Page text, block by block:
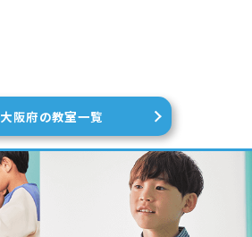
大阪府の教室一覧